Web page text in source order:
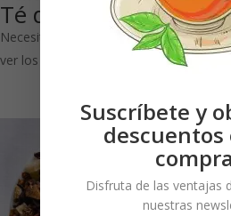
Té de frutas
Necesitas estar registrado para
ver los precios
ver
Suscríbete y
descuentos
Disfruta de las ventajas
nuestras